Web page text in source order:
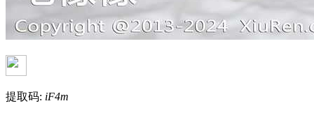
提取码: iF4m